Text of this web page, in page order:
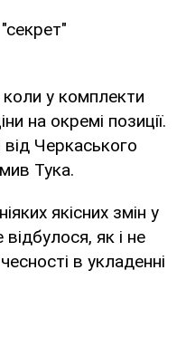
у комплекти
на окремі позиції.
Черкаського
Тука.
якісних змін у
відбулося, як і не
в укладенні